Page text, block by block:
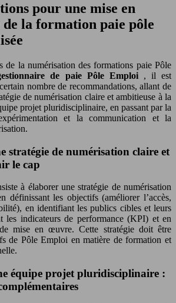
pour une mise en
la formation paie pôle
de la numérisation des formations paie Pôle
de paie Pôle Emploi , il est
nombre de recommandations, allant de
de numérisation claire et ambitieuse à la
projet pluridisciplinaire, en passant par la
et la communication et la
stratégie de numérisation claire et
le cap
à élaborer une stratégie de numérisation
définissant les objectifs (améliorer l’accès,
en identifiant les publics cibles et leurs
les indicateurs de performance (KPI) et en
mise en œuvre. Cette stratégie doit être
de Pôle Emploi en matière de formation et
équipe projet pluridisciplinaire :